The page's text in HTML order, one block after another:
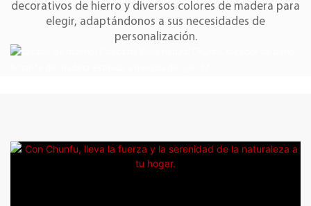
decorativos de hierro y diversos colores de madera para
elegir, adaptándonos a sus necesidades de
personalización.